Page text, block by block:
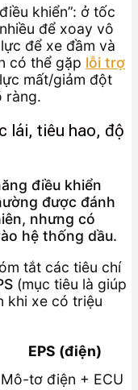
khiển”: ở tốc
để xoay vô
để xe đầm và
có thể gặp lỗi trợ
mất/giảm đột
ràng.
lái, tiêu hao, độ
điều khiển
được đánh
nhưng có
hệ thống dầu.
tắt các tiêu chí
(mục tiêu là giúp
khi xe có triệu
EPS (điện)
Mô-tơ điện + ECU